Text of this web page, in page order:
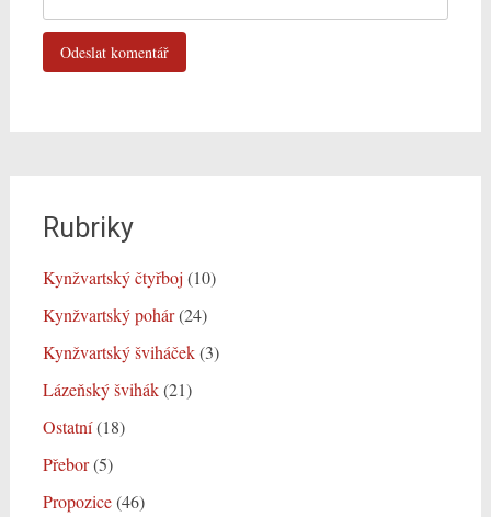
Rubriky
Kynžvartský čtyřboj (10)
Kynžvartský pohár(24)
Kynžvartský šviháček(3)
Lázeňský švihák(21)
Ostatní(18)
Přebor(5)
Propozice(46)